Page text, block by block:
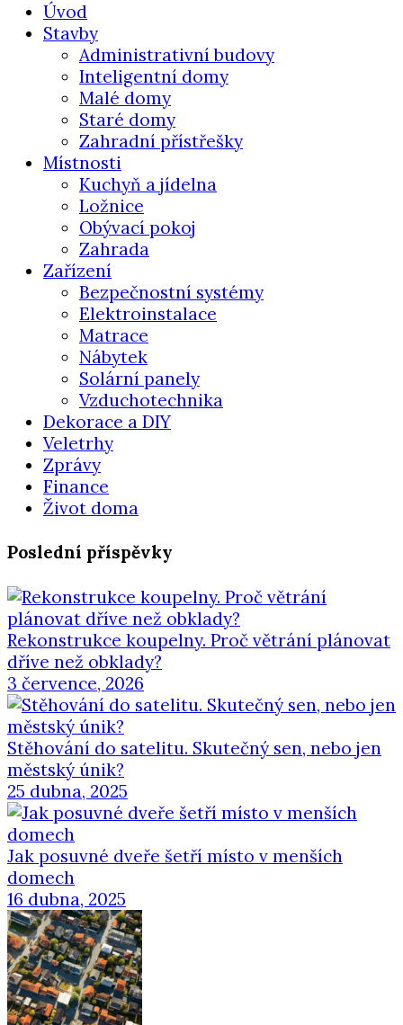
Úvod
Stavby
Administrativní budovy
Inteligentní domy
Malé domy
Staré domy
Zahradní přístřešky
Místnosti
Kuchyň a jídelna
Ložnice
Obývací pokoj
Zahrada
Zařízení
Bezpečnostní systémy
Elektroinstalace
Matrace
Nábytek
Solární panely
Vzduchotechnika
Dekorace a DIY
Veletrhy
Zprávy
Finance
Život doma
Poslední příspěvky
Rekonstrukce koupelny. Proč větrání plánovat
dříve než obklady?
3 července, 2026
Stěhování do satelitu. Skutečný sen, nebo jen
městský únik?
25 dubna, 2025
Jak posuvné dveře šetří místo v menších
domech
16 dubna, 2025